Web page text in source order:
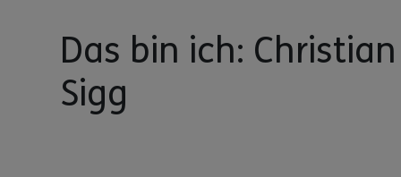
Das bin ich: Christian
Sigg